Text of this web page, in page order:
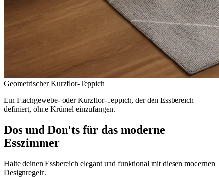
Geometrischer Kurzflor-Teppich
Ein Flachgewebe- oder Kurzflor-Teppich, der den Essbereich
definiert, ohne Krümel einzufangen.
Dos und Don'ts für das moderne
Esszimmer
Halte deinen Essbereich elegant und funktional mit diesen modernen
Designregeln.